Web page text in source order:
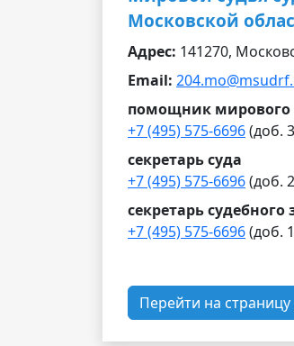
Московской
Адрес: 141270,
Email:
помощник мирового
+7 (495) 575-6696(доб.
секретарь суда
+7 (495) 575-6696(доб.
секретарь судебного
+7 (495) 575-6696(доб.
Перейти на страницу